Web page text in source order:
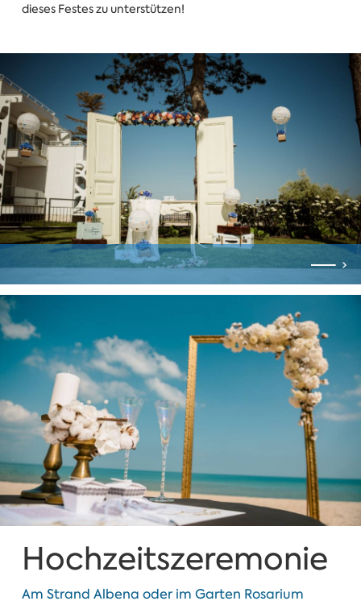
dieses Festes zu unterstützen!
Hochzeitszeremonie
Am Strand Albena oder im Garten Rosarium